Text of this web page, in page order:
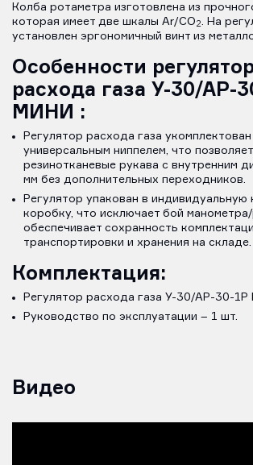
Колба ротаметра изготовлена из
которая имеет две шкалы Ar/CO 2
. На
установлен эргономичный винт из
Особенности р
расхода газа У-30/АР-
МИНИ :
Регулятор расхода газа
универсальным ниппелем, что
резинотканевые рукава с внутренним
мм без дополнительных переходников.
Регулятор упакован в индивидуальную
коробку, что исключает бой
обеспечивает сохранность
транспортировки и хранения на складе.
Комплектация:
Регулятор расхода газа У-30/АР-30-
Руководство по эксплуатации – 1 шт.
Видео